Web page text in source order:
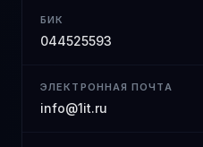
БИК
044525593
ЭЛЕКТРОННАЯ ПОЧТА
info@1it.ru